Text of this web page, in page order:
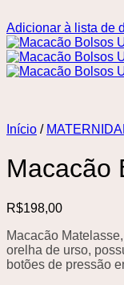
Adicionar à lista de
Início /
Macacão
R$198,00
Macacão
orelha de urso,
botões de pressão